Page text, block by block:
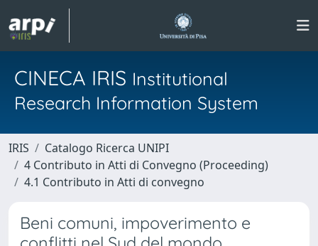
CINECA IRIS Institutional
Research Information System
IRIS
Catalogo Ricerca UNIPI
4 Contributo in Atti di Convegno (Proceeding)
4.1 Contributo in Atti di convegno
Beni comuni, impoverimento e